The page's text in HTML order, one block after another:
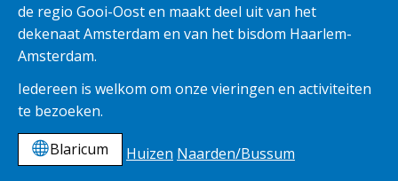
de regio Gooi-Oost en maakt deel uit van het
dekenaat Amsterdam en van het bisdom Haarlem-
Amsterdam.
Iedereen is welkom om onze vieringen en activiteiten
te bezoeken.
Blaricum
Huizen Naarden/Bussum